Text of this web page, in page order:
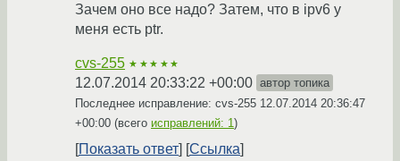
Зачем оно все надо? Затем, что в ipv6 у
меня есть ptr.
cvs-255 ★★★★★
12.07.2014 20:33:22 +00:00 автор топика
Последнее исправление: cvs-255 12.07.2014 20:36:47
+00:00 (всего исправлений: 1)
Показать ответ Ссылка